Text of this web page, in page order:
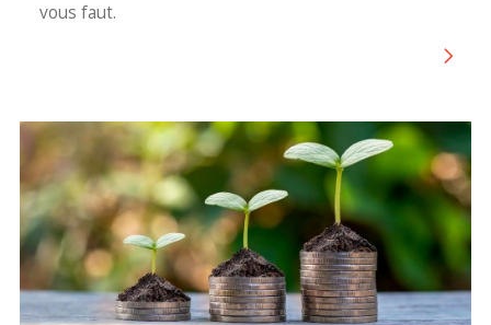
vous faut.